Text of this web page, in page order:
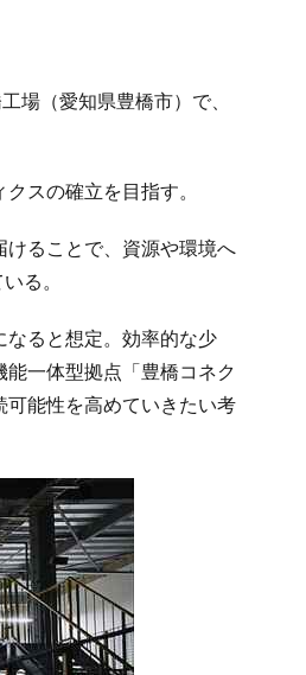
場（愛知県豊橋市）で、
スの確立を目指す。
ることで、資源や環境へ
る。
なると想定。効率的な少
一体型拠点「豊橋コネク
能性を高めていきたい考